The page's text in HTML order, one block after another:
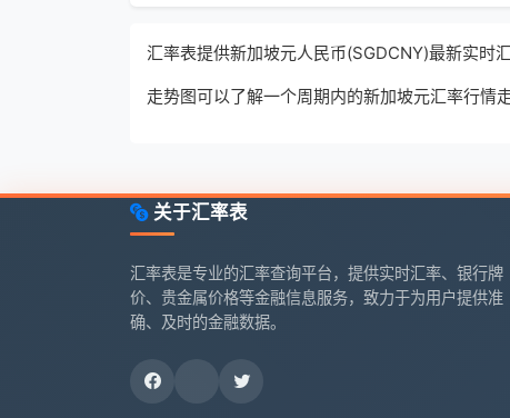
汇率表提供新加坡元人民币(SGDCNY)最新实时
走势图可以了解一个周期内的新加坡元汇率行情
关于汇率表
汇率表是专业的汇率查询平台，提供实时汇率、银行牌
价、贵金属价格等金融信息服务，致力于为用户提供准
确、及时的金融数据。